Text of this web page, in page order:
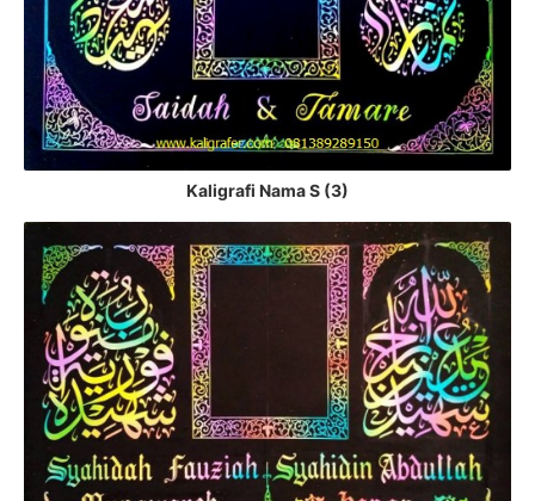
Kaligrafi Nama S (3)